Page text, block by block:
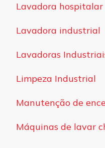
Lavadora hospitalar
Lavadora industrial
Lavadoras
Limpeza Industrial
Manutenção de
Máquinas de lavar